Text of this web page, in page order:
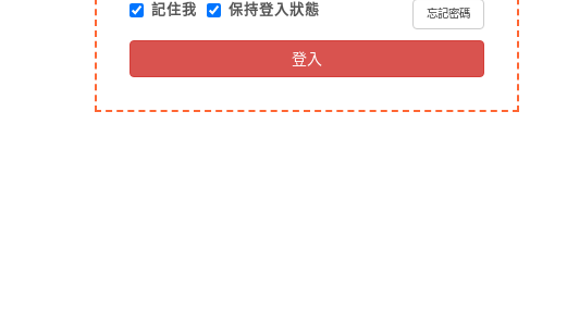
記住我 保持登入狀態 忘記密碼
登入